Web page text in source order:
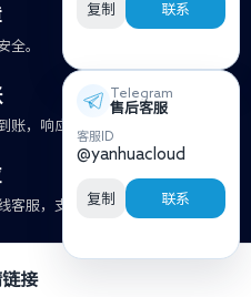
全。
账，响应更及时。
客服，支持快速处理。
接
复制 联系
Telegram
售后客服
客服ID
@yanhuacloud
复制 联系